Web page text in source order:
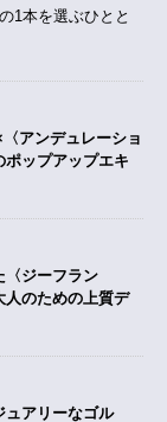
1本を選ぶひとと
アンデュレーショ
ップアップエキ
〈ジーフラン
人のための上質デ
ュアリーなゴル